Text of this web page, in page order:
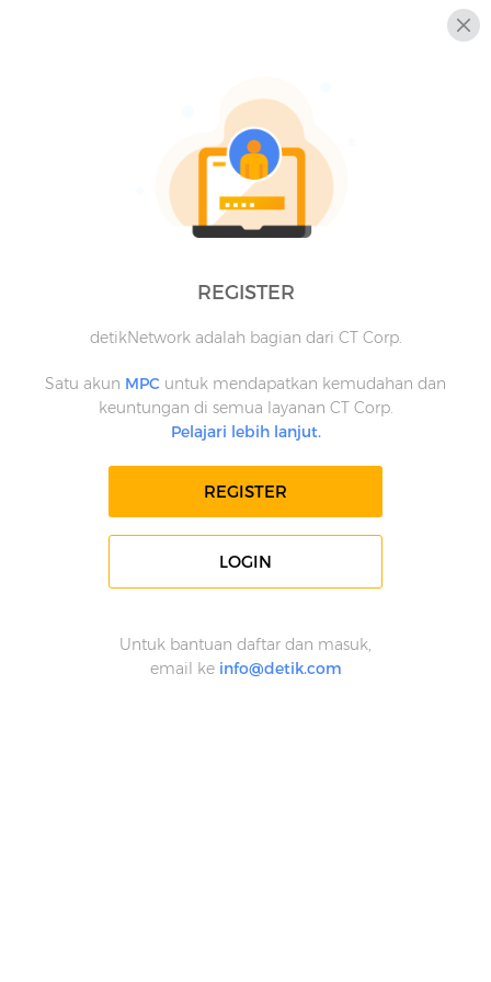
REGISTER
detikNetwork adalah bagian dari CT Corp.
Satu akun MPC untuk mendapatkan kemudahan dan
keuntungan di semua layanan CT Corp.
Pelajari lebih lanjut.
REGISTER
LOGIN
Untuk bantuan daftar dan masuk,
email ke info@detik.com